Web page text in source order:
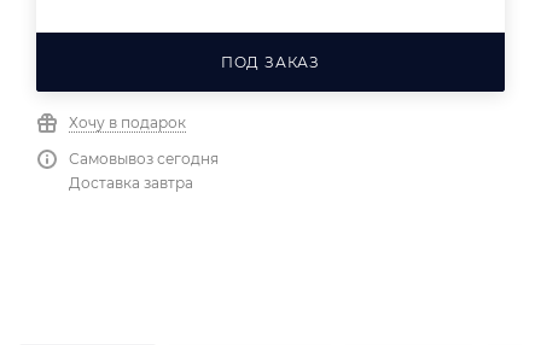
ПОД ЗАКАЗ
Хочу в подарок
Самовывоз сегодня
Доставка завтра